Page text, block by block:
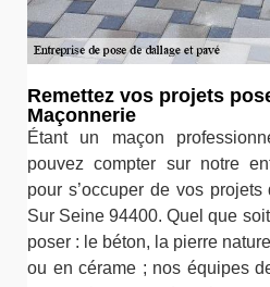
Remettez vos projets
Maçonnerie
Étant un maçon
pouvez compter sur notre
pour s’occuper de vos
Sur Seine 94400. Quel que
poser : le béton, la pierre
ou en cérame ; nos équipes